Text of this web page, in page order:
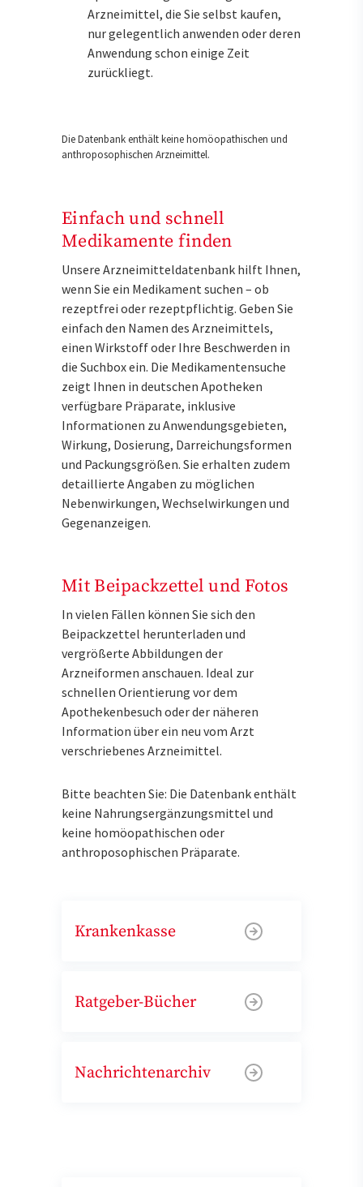
Arzneimittel, die Sie selbst kaufen,
nur gelegentlich anwenden oder deren
Anwendung schon einige Zeit
zurückliegt.
Die Datenbank enthält keine homöopathischen und
anthroposophischen Arzneimittel.
Einfach und schnell
Medikamente finden
Unsere Arzneimitteldatenbank hilft Ihnen,
wenn Sie ein Medikament suchen – ob
rezeptfrei oder rezeptpflichtig. Geben Sie
einfach den Namen des Arzneimittels,
einen Wirkstoff oder Ihre Beschwerden in
die Suchbox ein. Die Medikamentensuche
zeigt Ihnen in deutschen Apotheken
verfügbare Präparate, inklusive
Informationen zu Anwendungsgebieten,
Wirkung, Dosierung, Darreichungsformen
und Packungsgrößen. Sie erhalten zudem
detaillierte Angaben zu möglichen
Nebenwirkungen, Wechselwirkungen und
Gegenanzeigen.
Mit Beipackzettel und Fotos
In vielen Fällen können Sie sich den
Beipackzettel herunterladen und
vergrößerte Abbildungen der
Arzneiformen anschauen. Ideal zur
schnellen Orientierung vor dem
Apothekenbesuch oder der näheren
Information über ein neu vom Arzt
verschriebenes Arzneimittel.
Bitte beachten Sie: Die Datenbank enthält
keine Nahrungsergänzungsmittel und
keine homöopathischen oder
anthroposophischen Präparate.
Krankenkasse
Ratgeber-Bücher
Nachrichtenarchiv